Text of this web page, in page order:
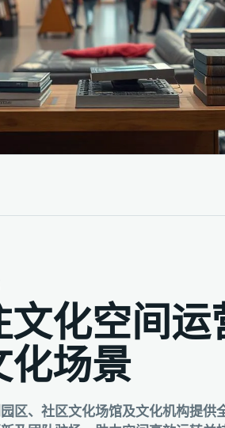
文化空间
化场景
区、社区文化场馆及文化机构提